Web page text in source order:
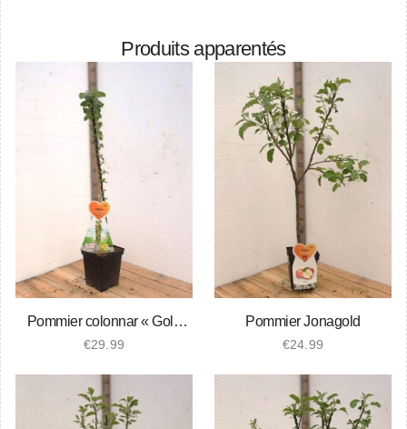
Produits apparentés
Pommier colonnar « Gold
Sensation »
€29.99
Pommier Jonagold
€24.99